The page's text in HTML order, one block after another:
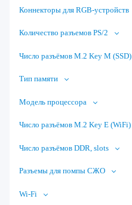
Коннекторы для RGB-устройств
Количество разъемов PS/2
Число разъёмов M.2 Key M (SSD)
Тип памяти
Модель процессора
Число разъёмов M.2 Key E (WiFi)
Число разъёмов DDR, slots
Разъемы для помпы СЖО
Wi-Fi